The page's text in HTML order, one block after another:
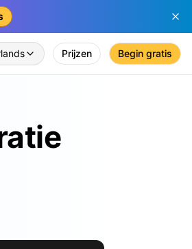
Prijzen Begin gratis